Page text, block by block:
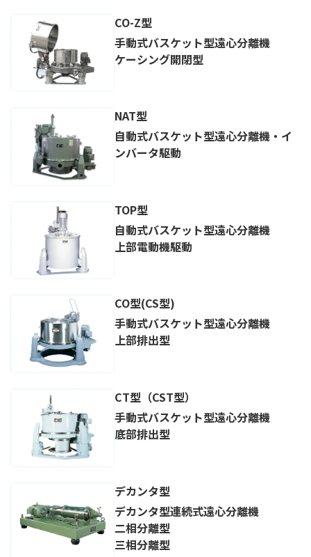
CO-Z型
手動式バスケット型遠心分離機
ケーシング開閉型
NAT型
自動式バスケット型遠心分離機・イ
ンバータ駆動
TOP型
自動式バスケット型遠心分離機
上部電動機駆動
CO型(CS型)
手動式バスケット型遠心分離機
上部排出型
CT型（CST型）
手動式バスケット型遠心分離機
底部排出型
デカンタ型
デカンタ型連続式遠心分離機
二相分離型
三相分離型